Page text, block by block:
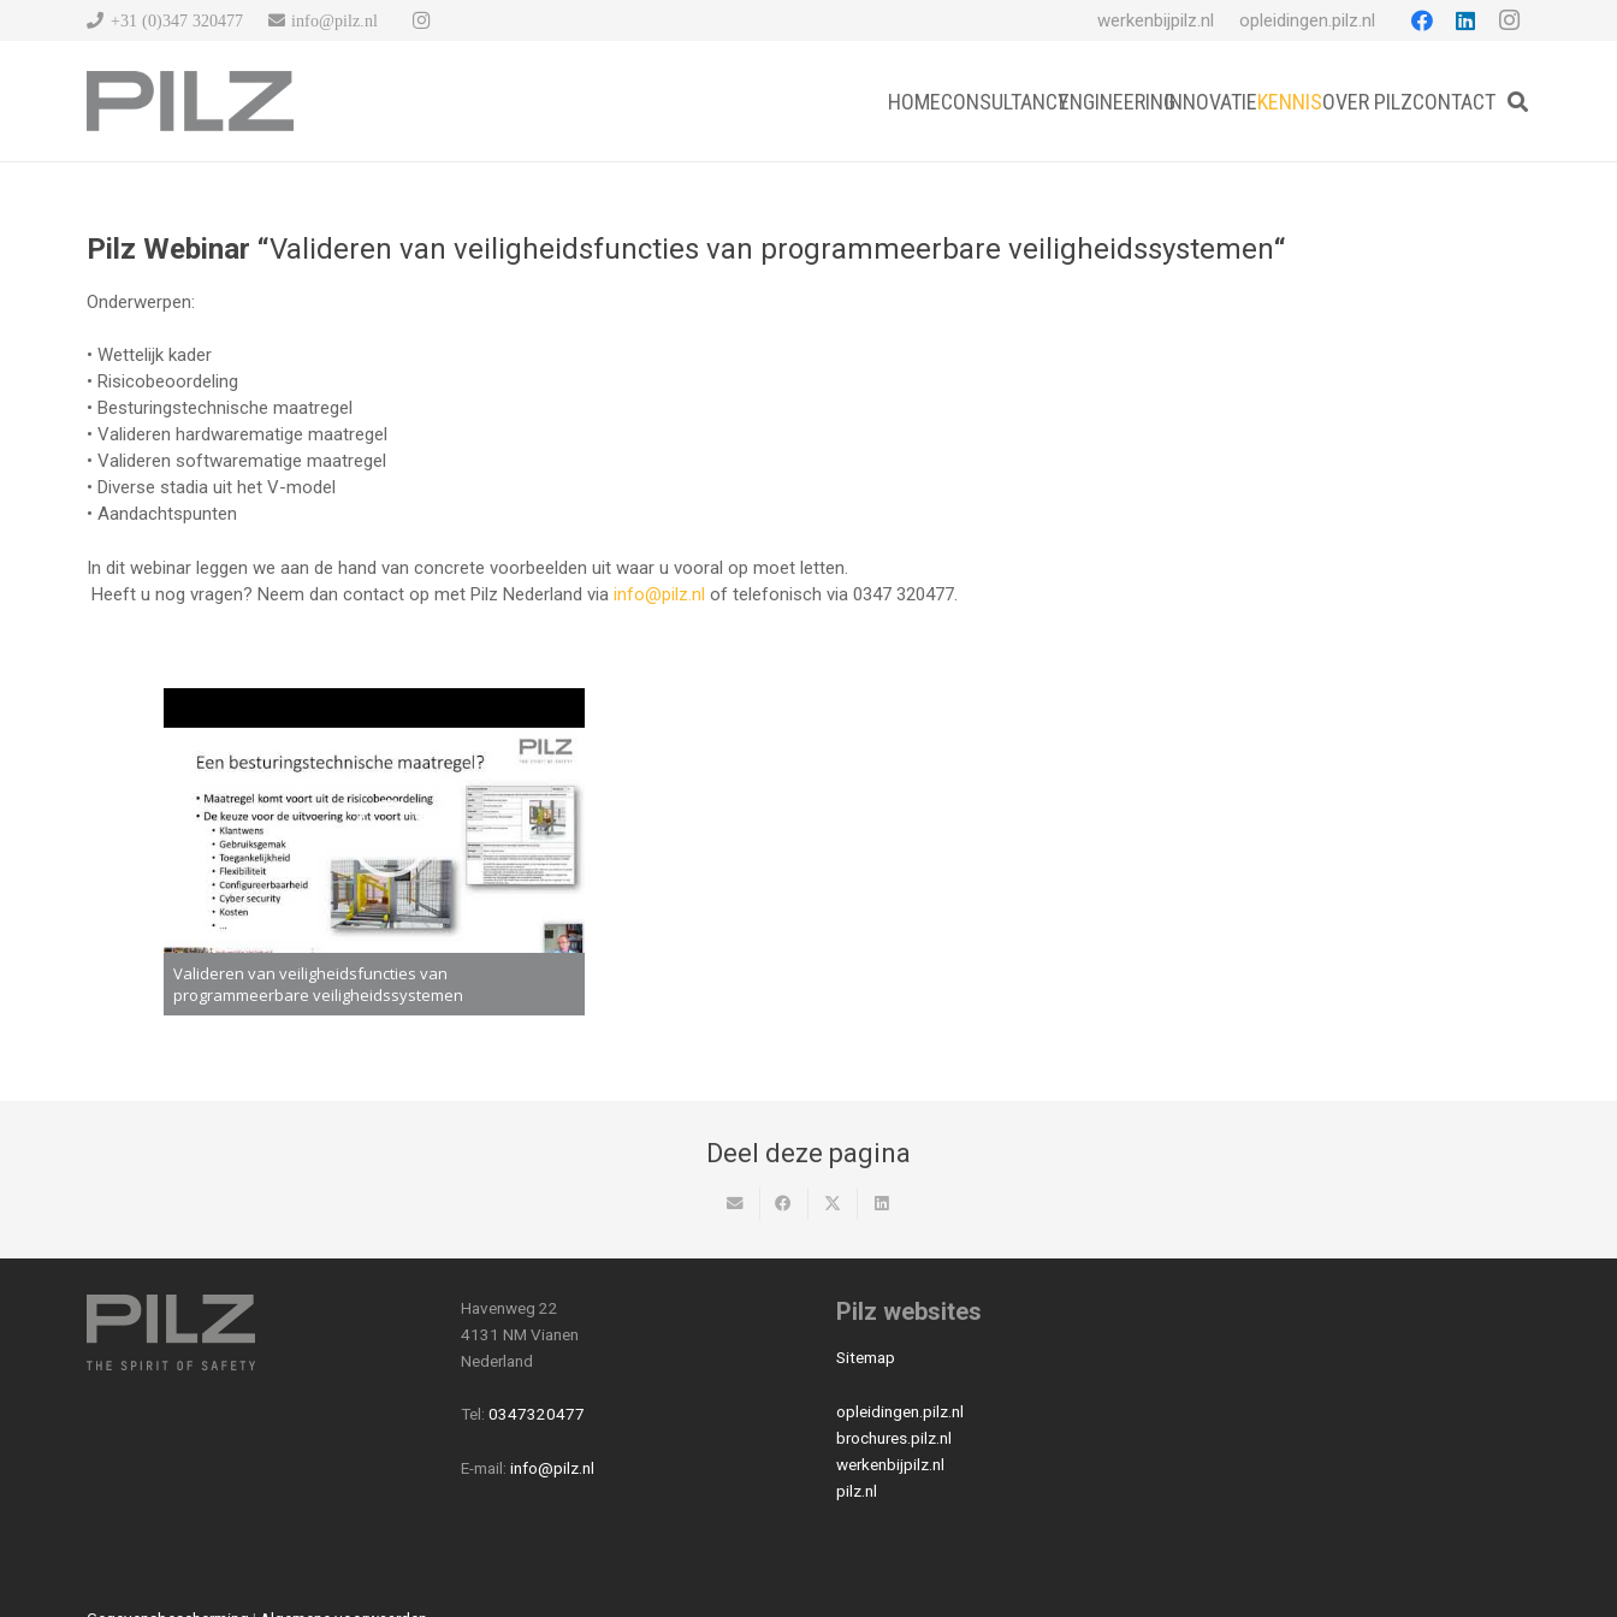
+31 (0)347 320477 info@pilz.nl werkenbijpilz.nl opleidingen.pilz.nl
HOMECONSULTANCYENGINEERINGINNOVATIEKENNISOVER PILZCONTACT
Pilz Webinar “Valideren van veiligheidsfuncties van programmeerbare veiligheidssystemen“
Onderwerpen:
• Wettelijk kader
• Risicobeoordeling
• Besturingstechnische maatregel
• Valideren hardwarematige maatregel
• Valideren softwarematige maatregel
• Diverse stadia uit het V-model
• Aandachtspunten
In dit webinar leggen we aan de hand van concrete voorbeelden uit waar u vooral op moet letten.
Heeft u nog vragen? Neem dan contact op met Pilz Nederland via info@pilz.nl of telefonisch via 0347 320477.
Valideren van veiligheidsfuncties van
programmeerbare veiligheidssystemen
Deel deze pagina
Havenweg 22
4131 NM Vianen
Nederland
Tel:0347320477
E-mail:info@pilz.nl
Pilz websites
Sitemap
opleidingen.pilz.nl
brochures.pilz.nl
werkenbijpilz.nl
pilz.nl